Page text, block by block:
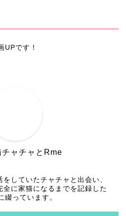
UPです！
チャチャとRme
していたチャチャと出会い、
全に家猫になるまでを記録した
綴っています。